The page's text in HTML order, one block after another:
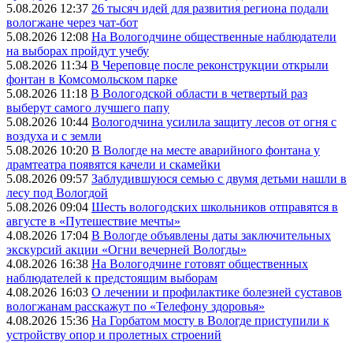
5.08.2026 12:37 26 тысяч идей для развития региона подали
вологжане через чат-бот
5.08.2026 12:08 На Вологодчине общественные наблюдатели
на выборах пройдут учебу
5.08.2026 11:34 В Череповце после реконструкции открыли
фонтан в Комсомольском парке
5.08.2026 11:18 В Вологодской области в четвертый раз
выберут самого лучшего папу
5.08.2026 10:44 Вологодчина усилила защиту лесов от огня с
воздуха и с земли
5.08.2026 10:20 В Вологде на месте аварийного фонтана у
драмтеатра появятся качели и скамейки
5.08.2026 09:57 Заблудившуюся семью с двумя детьми нашли в
лесу под Вологдой
5.08.2026 09:04 Шесть вологодских школьников отправятся в
августе в «Путешествие мечты»
4.08.2026 17:04 В Вологде объявлены даты заключительных
экскурсий акции «Огни вечерней Вологды»
4.08.2026 16:38 На Вологодчине готовят общественных
наблюдателей к предстоящим выборам
4.08.2026 16:03 О лечении и профилактике болезней суставов
вологжанам расскажут по «Телефону здоровья»
4.08.2026 15:36 На Горбатом мосту в Вологде приступили к
устройству опор и пролетных строений